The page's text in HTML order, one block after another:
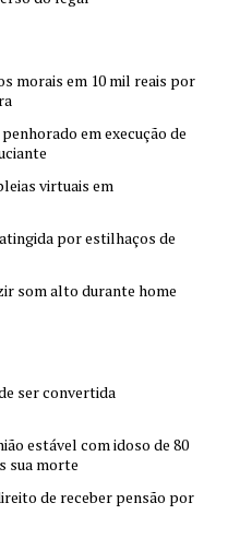
morais em 10 mil reais por
em execução de
virtuais em
por estilhaços de
som alto durante home
ser convertida
estável com idoso de 80
sua morte
de receber pensão por